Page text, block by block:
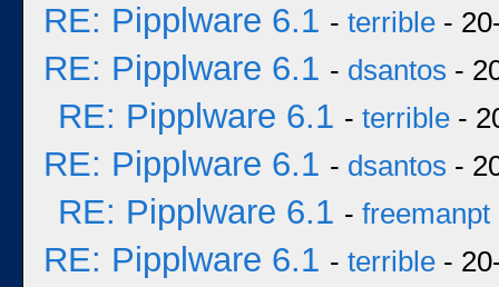
RE: Pipplware 6.1 - terrible -
RE: Pipplware 6.1 - dsantos -
RE: Pipplware 6.1 - terrible -
RE: Pipplware 6.1 - dsantos -
RE: Pipplware 6.1 - freemanpt
RE: Pipplware 6.1 - terrible -